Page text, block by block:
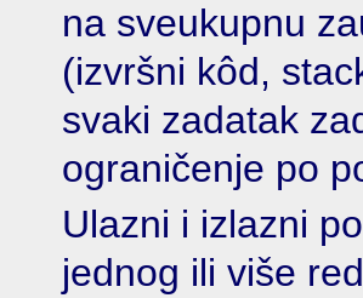
na sveukupnu
(izvršni kôd,
svaki zadatak
ograničenje po
Ulazni i izlazni
jednog ili više